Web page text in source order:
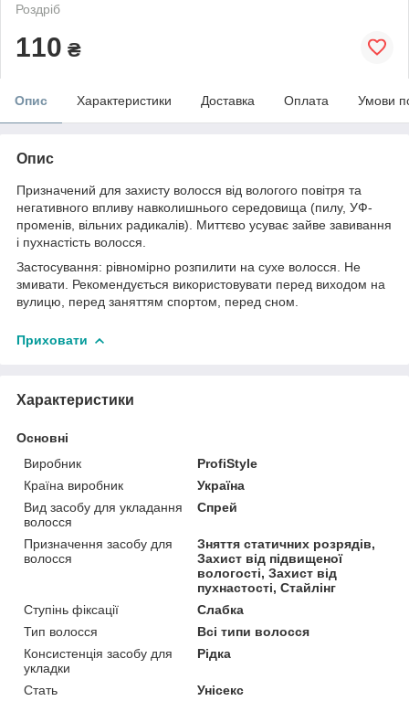
Роздріб
110 ₴
Опис Характеристики Доставка Оплата Умови
Опис
Призначений для захисту волосся від вологого повітря та
негативного впливу навколишнього середовища (пилу, УФ-
променів, вільних радикалів). Миттєво усуває зайве завивання
і пухнастість волосся.
Застосування: рівномірно розпилити на сухе волосся. Не
змивати. Рекомендується використовувати перед виходом на
вулицю, перед заняттям спортом, перед сном.
Приховати
Характеристики
Основні
Виробник
ProfiStyle
Країна виробник
Україна
Вид засобу для укладання
волосся
Спрей
Призначення засобу для
волосся
Зняття статичних розрядів,
Захист від підвищеної
вологості, Захист від
пухнастості, Стайлінг
Ступінь фіксації
Слабка
Тип волосся
Всі типи волосся
Консистенція засобу для
укладки
Рідка
Стать
Унісекс